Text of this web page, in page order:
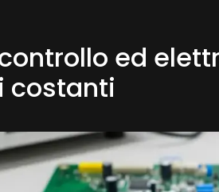
ed
costanti